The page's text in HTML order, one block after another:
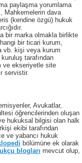
paylaşma yorumlama
Mahkemelerin dava
(kendine özgü) hukuk
bir marka olmakla birlikte
bir ticari kurum,
vb. kişi veya kurum
tarafından
ve ekseriyetle site
servistir.
Avukatlar,
öğrencilerinden oluşan
hukuksal bilgisi olan halk
ekibi tarafından
ve yabancı hukuk
bölümüne ek olarak
blogları mevcut olup,